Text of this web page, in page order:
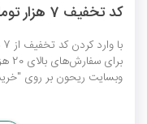
کد تخفیف 7 هزار تومانی اولین سفارش ریحون
وبسایت ریحون بر روی